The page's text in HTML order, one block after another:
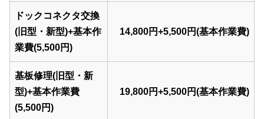
ドックコネクタ交換
(旧型・新型)+基本作
業費(5,500円)
14,800円+5,500円(基本作業費)
基板修理(旧型・新
型)+基本作業費
(5,500円)
19,800円+5,500円(基本作業費)